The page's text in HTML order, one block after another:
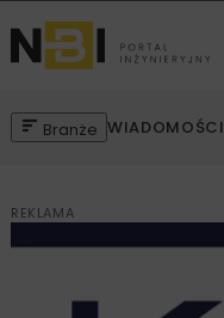
Branże WIADOMOŚCI
REKLAMA